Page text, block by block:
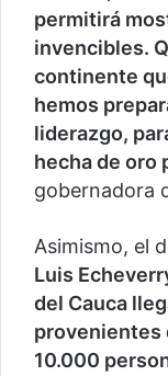
permitirá
invencibles.
continente
hemos
liderazgo,
hecha de oro
gobernadora
Asimismo, el
Luis
del Cauca
provenientes
10.000